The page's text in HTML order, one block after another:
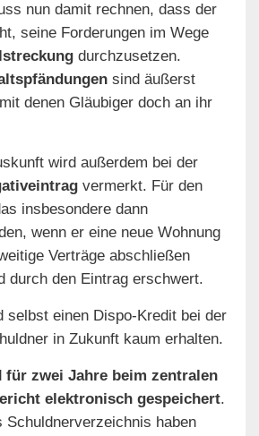
nun damit rechnen, dass der
seine Forderungen im Wege
durchzusetzen.
sind äußerst
denen Gläubiger doch an ihr
wird außerdem bei der
vermerkt. Für den
insbesondere dann
wenn er eine neue Wohnung
Verträge abschließen
durch den Eintrag erschwert.
selbst einen Dispo-Kredit bei der
in Zukunft kaum erhalten.
für zwei Jahre beim zentralen
elektronisch gespeichert.
Schuldnerverzeichnis haben